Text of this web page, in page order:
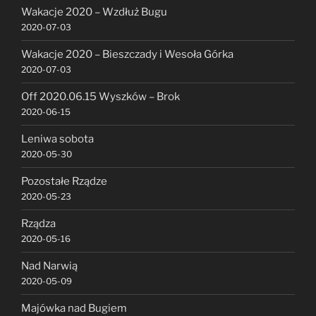
Wakacje 2020 – Wzdłuż Bugu
2020-07-03
Wakacje 2020 – Bieszczady i Wesoła Górka
2020-07-03
Off 2020.06.15 Wyszków – Brok
2020-06-15
Leniwa sobota
2020-05-30
Pozostałe Rządze
2020-05-23
Rządza
2020-05-16
Nad Narwią
2020-05-09
Majówka nad Bugiem